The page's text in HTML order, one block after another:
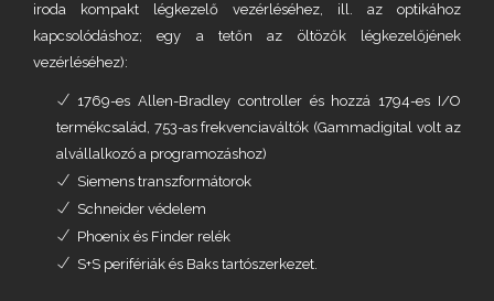
iroda kompakt légkezelő vezérléséhez, ill. az optikához
kapcsolódáshoz; egy a tetőn az öltözők légkezelőjének
vezérléséhez):
1769-es Allen-Bradley controller és hozzá 1794-es I/O
termékcsalád, 753-as frekvenciaváltók (Gammadigital volt az
alvállalkozó a programozáshoz)
Siemens transzformátorok
Schneider védelem
Phoenix és Finder relék
S+S perifériák és Baks tartószerkezet.